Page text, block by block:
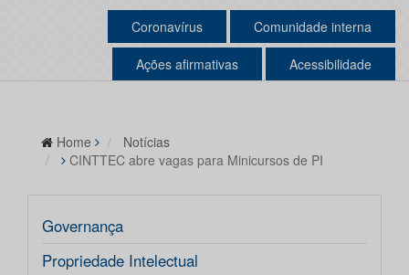
Coronavírus Comunidade interna
Ações afirmativas Acessibilidade
Home
Notícias
CINTTEC abre vagas para Minicursos de PI
Governança
Propriedade Intelectual